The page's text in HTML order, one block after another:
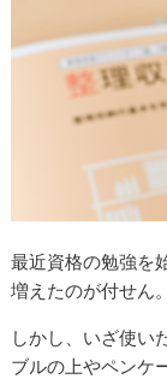
最近資格の勉強を
増えたのが付せん。
しかし、いざ使い
ブルの上やペンケ